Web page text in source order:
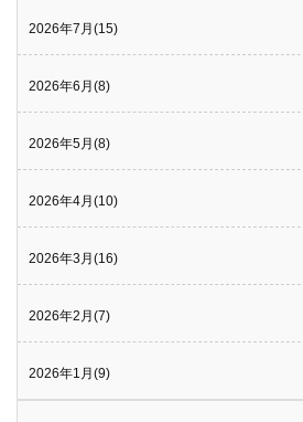
2026年7月(15)
2026年6月(8)
2026年5月(8)
2026年4月(10)
2026年3月(16)
2026年2月(7)
2026年1月(9)